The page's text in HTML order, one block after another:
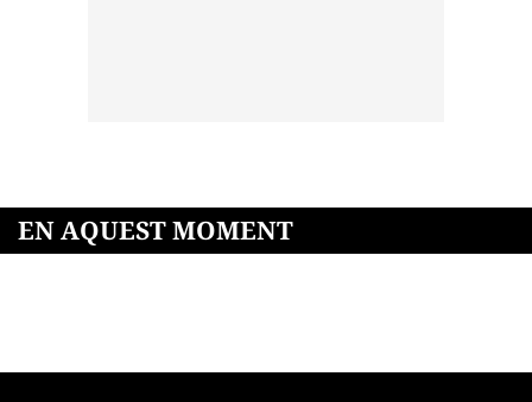
EN AQUEST MOMENT